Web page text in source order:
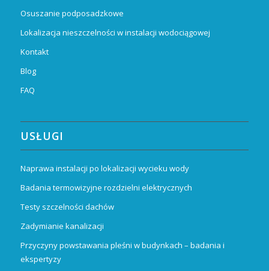
Osuszanie podposadzkowe
Lokalizacja nieszczelności w instalacji wodociągowej
Kontakt
Blog
FAQ
USŁUGI
Naprawa instalacji po lokalizacji wycieku wody
Badania termowizyjne rozdzielni elektrycznych
Testy szczelności dachów
Zadymianie kanalizacji
Przyczyny powstawania pleśni w budynkach – badania i
ekspertyzy